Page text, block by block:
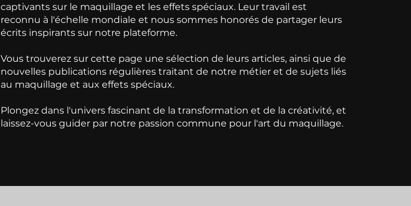
captivants sur le maquillage et les effets spéciaux. Leur travail est
reconnu à l'échelle mondiale et nous sommes honorés de partager leurs
écrits inspirants sur notre plateforme.
Vous trouverez sur cette page une sélection de leurs articles, ainsi que de
nouvelles publications régulières traitant de notre métier et de sujets liés
au maquillage et aux effets spéciaux.
Plongez dans l'univers fascinant de la transformation et de la créativité, et
laissez-vous guider par notre passion commune pour l'art du maquillage.